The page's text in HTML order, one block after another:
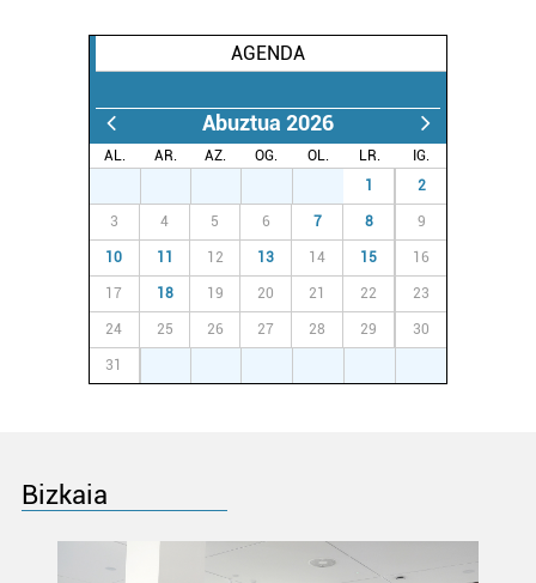
AGENDA
Abuztua 2026
AL. AR. AZ. OG. OL. LR.
IG.
1 2
3 4 5 6 7 8 9
10 11 12 13 14 15 16
17 18 19 20 21 22 23
24 25 26 27 28 29 30
31
Bizkaia